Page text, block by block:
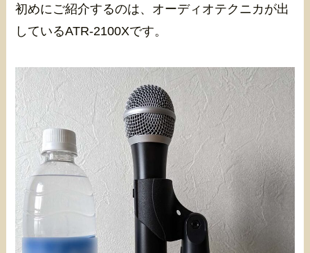
初めにご紹介するのは、オーディオテクニカが出
しているATR-2100Xです。